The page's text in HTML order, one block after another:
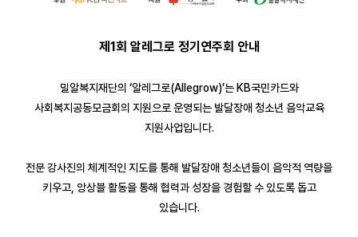
제1회 알레그로 정기연주회 안내
밀알복지재단의 ‘알레그로(Allegrow)’는 KB국민카드와
사회복지공동모금회의 지원으로 운영되는 발달장애 청소년 음악교육
지원사업입니다.
전문 강사진의 체계적인 지도를 통해 발달장애 청소년들이 음악적 역량을
키우고, 앙상블 활동을 통해 협력과 성장을 경험할 수 있도록 돕고
있습니다.